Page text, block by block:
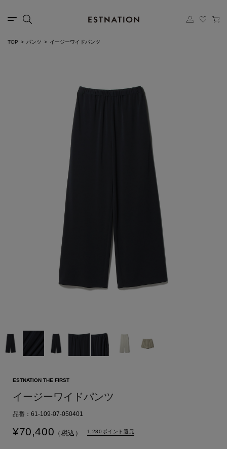
TOP パンツ イージーワイドパンツ
ESTNATION THE FIRST
イージーワイドパンツ
品番：61-109-07-050401
¥70,400 （税込） 1,280ポイント還元